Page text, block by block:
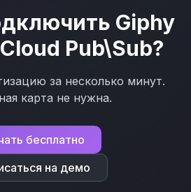
Giphy
Pub\Sub?
за несколько минут.
карта не нужна.
бесплатно
на демо